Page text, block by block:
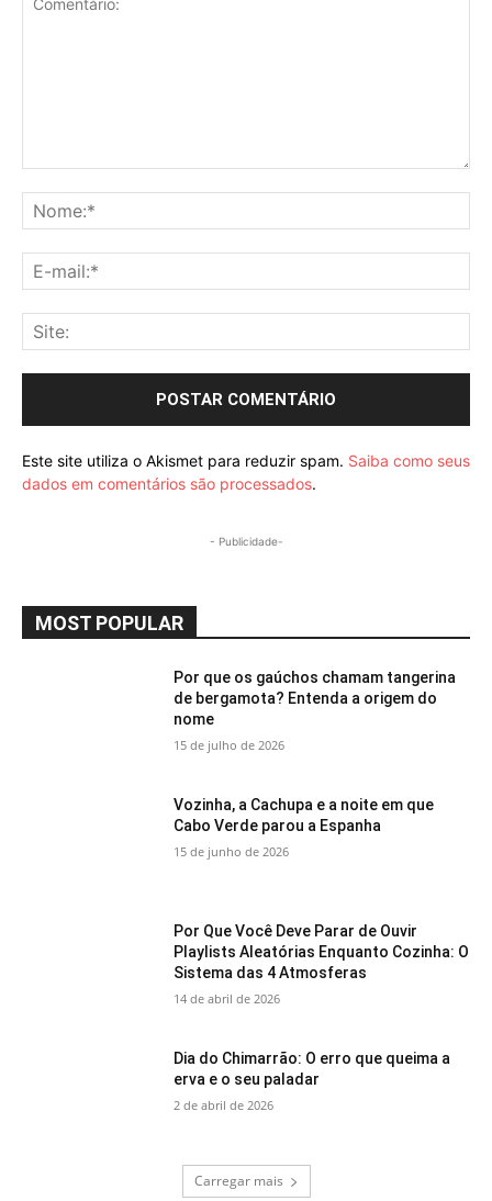
Este site utiliza o Akismet para reduzir spam. Saiba como seus
dados em comentários são processados.
- Publicidade-
MOST POPULAR
Por que os gaúchos chamam tangerina
de bergamota? Entenda a origem do
nome
15 de julho de 2026
Vozinha, a Cachupa e a noite em que
Cabo Verde parou a Espanha
15 de junho de 2026
Por Que Você Deve Parar de Ouvir
Playlists Aleatórias Enquanto Cozinha: O
Sistema das 4 Atmosferas
14 de abril de 2026
Dia do Chimarrão: O erro que queima a
erva e o seu paladar
2 de abril de 2026
Carregar mais